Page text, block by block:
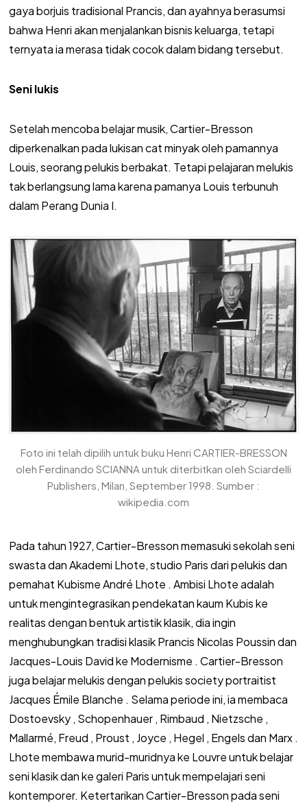
gaya borjuis tradisional Prancis, dan ayahnya berasumsi
bahwa Henri akan menjalankan bisnis keluarga, tetapi
ternyata ia merasa tidak cocok dalam bidang tersebut.
Seni lukis
Setelah mencoba belajar musik, Cartier-Bresson
diperkenalkan pada lukisan cat minyak oleh pamannya
Louis, seorang pelukis berbakat. Tetapi pelajaran melukis
tak berlangsung lama karena pamanya Louis terbunuh
dalam Perang Dunia I.
Foto ini telah dipilih untuk buku Henri CARTIER-BRESSON
oleh Ferdinando SCIANNA untuk diterbitkan oleh Sciardelli
Publishers, Milan, September 1998. Sumber :
wikipedia.com
Pada tahun 1927, Cartier-Bresson memasuki sekolah seni
swasta dan Akademi Lhote, studio Paris dari pelukis dan
pemahat Kubisme André Lhote . Ambisi Lhote adalah
untuk mengintegrasikan pendekatan kaum Kubis ke
realitas dengan bentuk artistik klasik, dia ingin
menghubungkan tradisi klasik Prancis Nicolas Poussin dan
Jacques-Louis David ke Modernisme . Cartier-Bresson
juga belajar melukis dengan pelukis society portraitist
Jacques Émile Blanche . Selama periode ini, ia membaca
Dostoevsky , Schopenhauer , Rimbaud , Nietzsche ,
Mallarmé, Freud , Proust , Joyce , Hegel , Engels dan Marx .
Lhote membawa murid-muridnya ke Louvre untuk belajar
seni klasik dan ke galeri Paris untuk mempelajari seni
kontemporer. Ketertarikan Cartier-Bresson pada seni